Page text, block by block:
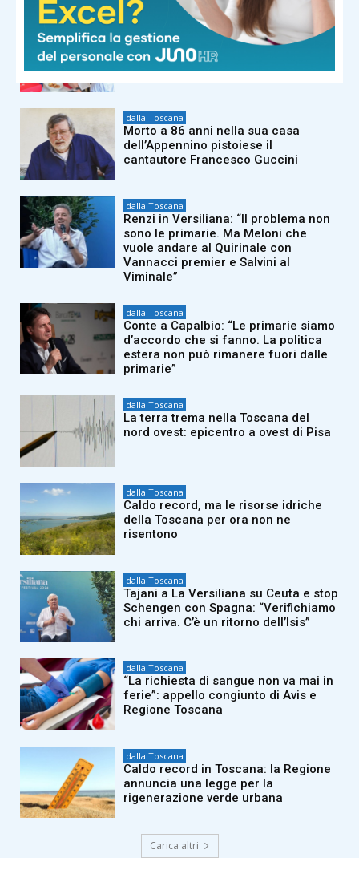
dalla Toscana
Il Sangiovese in Canada: il Consorzio
Chianti vola in Nordamerica per
formare gli esperti del settore
dalla Toscana
Morto a 86 anni nella sua casa
dell’Appennino pistoiese il
cantautore Francesco Guccini
dalla Toscana
Renzi in Versiliana: “Il problema non
sono le primarie. Ma Meloni che
vuole andare al Quirinale con
Vannacci premier e Salvini al
Viminale”
dalla Toscana
Conte a Capalbio: “Le primarie siamo
d’accordo che si fanno. La politica
estera non può rimanere fuori dalle
primarie”
dalla Toscana
La terra trema nella Toscana del
nord ovest: epicentro a ovest di Pisa
dalla Toscana
Caldo record, ma le risorse idriche
della Toscana per ora non ne
risentono
dalla Toscana
Tajani a La Versiliana su Ceuta e stop
Schengen con Spagna: “Verifichiamo
chi arriva. C’è un ritorno dell’Isis”
dalla Toscana
“La richiesta di sangue non va mai in
ferie”: appello congiunto di Avis e
Regione Toscana
dalla Toscana
Caldo record in Toscana: la Regione
annuncia una legge per la
rigenerazione verde urbana
Carica altri